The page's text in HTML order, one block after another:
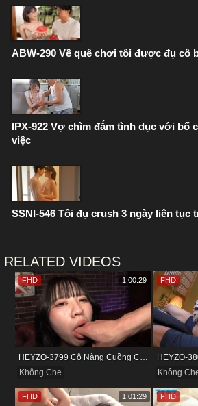
ABW-290 Về quê chơi tôi được đụ cô
IPX-922 Vợ chìm đắm tình dục với bố
việc
SSNI-546 Tôi đụ crush 3 ngày liên tục
RELATED VIDEOS
HEYZO-3799 Cô Nàng Cuồng Cảm Giác Mạnh Và Khoái Lạc Tột Đỉnh
Không Che
FHD 1:00:29
Không
FHD
FHD 1:01:29 FHD